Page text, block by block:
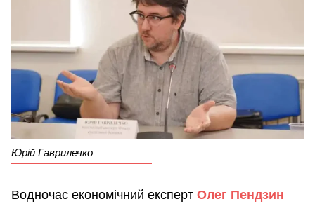
Юрій Гаврилечко
Водночас економічний експерт Олег Пендзин